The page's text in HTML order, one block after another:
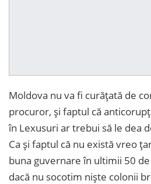
Moldova nu va fi curățată de
procuror, și faptul că
în Lexusuri ar trebui să le dea
Ca și faptul că nu există vreo
buna guvernare în ultimii 50
dacă nu socotim niște colonii